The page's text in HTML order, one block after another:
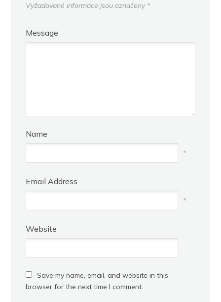
Vyžadované informace jsou označeny *
Message
Name
*
Email Address
*
Website
Save my name, email, and website in this
browser for the next time I comment.